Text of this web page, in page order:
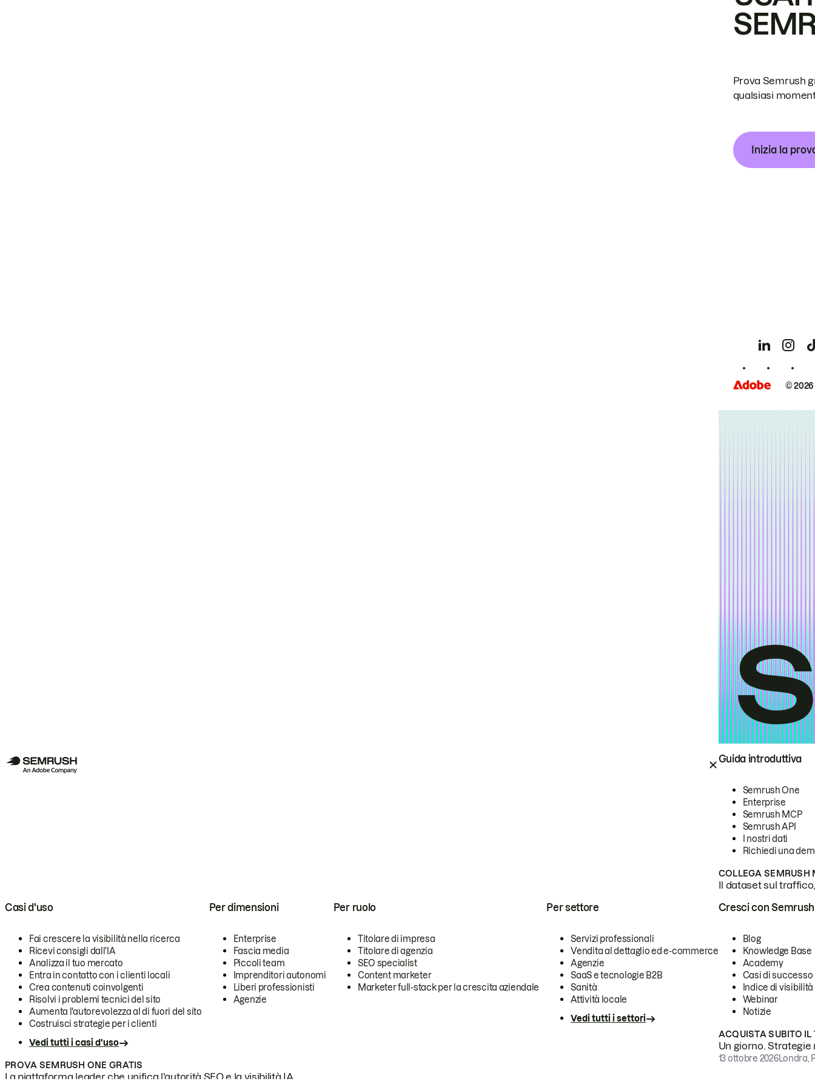
Guida introduttiva
Semrush One
Enterprise
Semrush MCP
Semrush API
I nostri dati
Richiedi una
COLLEGA SEMRUSH
Il dataset sul
Casi d'uso
Fai crescere la visibilità nella ricerca
Ricevi consigli dall'IA
Analizza il tuo mercato
Entra in contatto con i clienti locali
Crea contenuti coinvolgenti
Risolvi i problemi tecnici del sito
Aumenta l'autorevolezza al di fuori del sito
Costruisci strategie per i clienti
Vedi tutti i casi d'uso
Per dimensioni
Enterprise
Fascia media
Piccoli team
Imprenditori autonomi
Liberi professionisti
Agenzie
Per ruolo
Titolare di impresa
Titolare di agenzia
SEO specialist
Content marketer
Marketer full-stack per la crescita aziendale
Per settore
Servizi professionali
Vendita al dettaglio ed e-commerce
Agenzie
SaaS e tecnologie B2B
Sanità
Attività locale
Vedi tutti i settori
PROVA SEMRUSH ONE GRATIS
La piattaforma leader che unifica l'autorità SEO e la visibilità IA.
Cresci con Semrush
Blog
Knowledge Base
Academy
Casi di successo
Indice di visibilità
Webinar
Notizie
ACQUISTA SUBITO IL
Un giorno.
13 ottobre 2026Londra,
Prova Semrush
qualsiasi
Inizia la
©